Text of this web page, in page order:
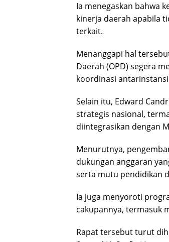
Ia menegaskan bahwa
kinerja daerah apabila
terkait.
Menanggapi hal
Daerah (OPD) segera
koordinasi
Selain itu, Edward
strategis nasional,
diintegrasikan dengan
Menurutnya,
dukungan anggaran
serta mutu pendidikan
Ia juga menyoroti
cakupannya, termasuk
Rapat tersebut turut